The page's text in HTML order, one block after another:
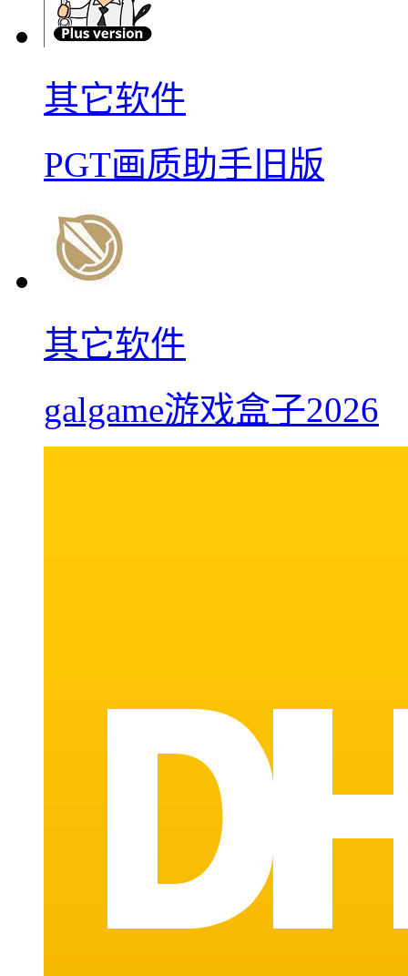
其它软件
PGT画质助手旧版
其它软件
galgame游戏盒子2026